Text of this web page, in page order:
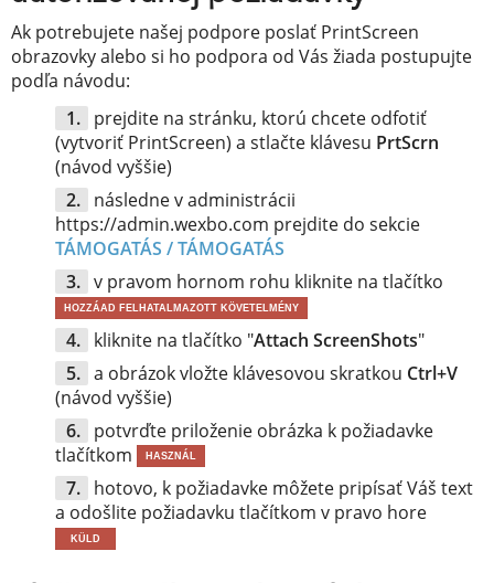
Ak potrebujete našej podpore poslať PrintScreen
obrazovky alebo si ho podpora od Vás žiada postupujte
podľa návodu:
prejdite na stránku, ktorú chcete odfotiť
(vytvoriť PrintScreen) a stlačte klávesu PrtScrn
(návod vyššie)
následne v administrácii
https://admin.wexbo.com prejdite do sekcie
TÁMOGATÁS / TÁMOGATÁS
v pravom hornom rohu kliknite na tlačítko
HOZZÁAD FELHATALMAZOTT KÖVETELMÉNY
kliknite na tlačítko "Attach ScreenShots"
a obrázok vložte klávesovou skratkou Ctrl+V
(návod vyššie)
potvrďte priloženie obrázka k požiadavke
tlačítkom
HASZNÁL
hotovo, k požiadavke môžete pripísať Váš text
a odošlite požiadavku tlačítkom v pravo hore
KÜLD